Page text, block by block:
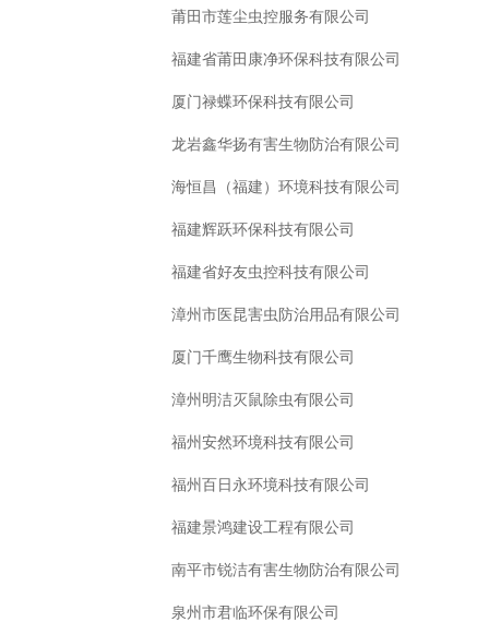
莆田市莲尘虫控服务有限公司
福建省莆田康净环保科技有限公司
厦门禄蝶环保科技有限公司
龙岩鑫华扬有害生物防治有限公司
海恒昌（福建）环境科技有限公司
福建辉跃环保科技有限公司
福建省好友虫控科技有限公司
漳州市医昆害虫防治用品有限公司
厦门千鹰生物科技有限公司
漳州明洁灭鼠除虫有限公司
福州安然环境科技有限公司
福州百日永环境科技有限公司
福建景鸿建设工程有限公司
南平市锐洁有害生物防治有限公司
泉州市君临环保有限公司